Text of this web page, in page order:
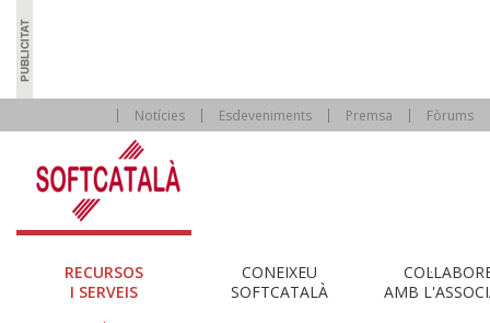
Notícies Esdeveniments Premsa Fòrums
RECURSOS
I SERVEIS
CONEIXEU
SOFTCATALÀ
AMB